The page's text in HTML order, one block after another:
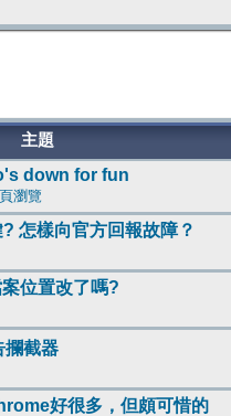
主題
down for fun
瀏覽
怎樣向官方回報故障？
位置改了嗎?
攔截器
好很多，但頗可惜的